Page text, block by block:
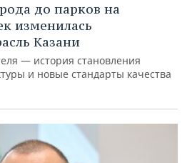
до парков на
изменилась
Казани
— история становления
и новые стандарты качества